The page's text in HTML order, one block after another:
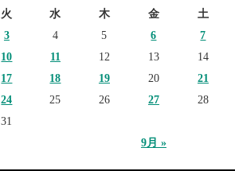
火 水 木 金 土
9月 »
3 4 5 6
7
10 11 12 13
14
17 18 19 20
21
24 25 26 27
28
31